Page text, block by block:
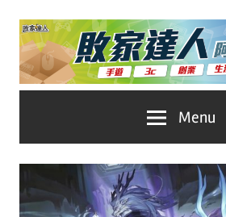
Skip
content
家
達
No.1
遊
戲
科
Menu